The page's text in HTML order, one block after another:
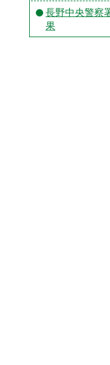
長野中央警察
果